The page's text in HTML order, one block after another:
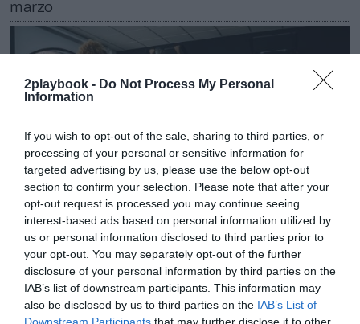
2playbook - Do Not Process My Personal
Information
If you wish to opt-out of the sale, sharing to third parties, or
processing of your personal or sensitive information for
targeted advertising by us, please use the below opt-out
section to confirm your selection. Please note that after your
opt-out request is processed you may continue seeing
interest-based ads based on personal information utilized by
us or personal information disclosed to third parties prior to
your opt-out. You may separately opt-out of the further
disclosure of your personal information by third parties on the
IAB’s list of downstream participants. This information may
also be disclosed by us to third parties on the IAB’s List of
Downstream Participants that may further disclose it to other
marzo
Roger Requena
Municipios pequeños y América: el ‘roadmap’ de
Sano Center para facturar más de 8 millones en
2024